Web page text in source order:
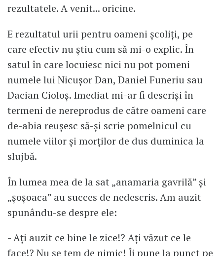
rezultatele. A venit... oricine.
E rezultatul urii pentru oameni școliți, pe
care efectiv nu știu cum să mi-o explic. În
satul în care locuiesc nici nu pot pomeni
numele lui Nicușor Dan, Daniel Funeriu sau
Dacian Cioloș. Imediat mi-ar fi descriși în
termeni de nereprodus de către oameni care
de-abia reușesc să-și scrie pomelnicul cu
numele viilor și morților de dus duminica la
slujbă.
În lumea mea de la sat „anamaria gavrilă” și
„șoșoaca” au succes de nedescris. Am auzit
spunându-se despre ele:
- Ați auzit ce bine le zice!? Ați văzut ce le
face!? Nu se tem de nimic! Îi pune la punct pe